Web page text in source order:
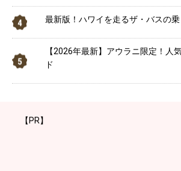
最新版！ハワイを走るザ・バスの
【2026年最新】アウラニ限定！人
ド
【PR】